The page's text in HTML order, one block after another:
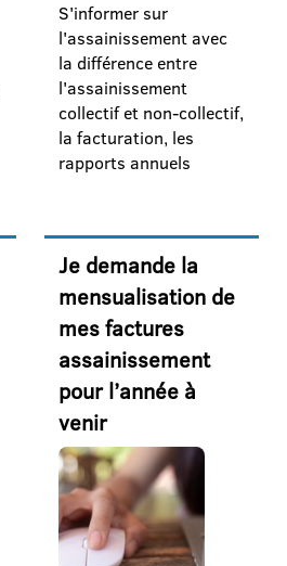
S'informer sur
l'assainissement avec
la différence entre
l'assainissement
collectif et non-collectif,
la facturation, les
rapports annuels
Je demande la
mensualisation de
mes factures
assainissement
pour l’année à
venir